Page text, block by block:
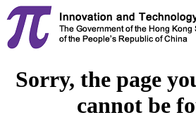
Sorry, the page
cannot be